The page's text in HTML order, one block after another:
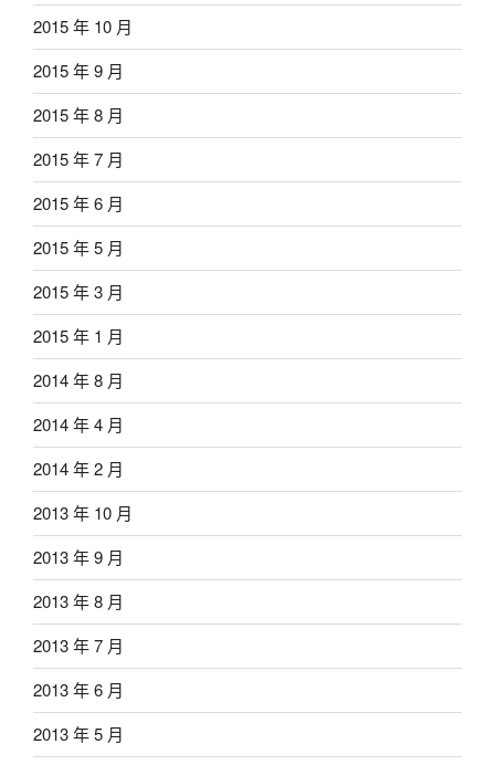
2015 年 10 月
2015 年 9 月
2015 年 8 月
2015 年 7 月
2015 年 6 月
2015 年 5 月
2015 年 3 月
2015 年 1 月
2014 年 8 月
2014 年 4 月
2014 年 2 月
2013 年 10 月
2013 年 9 月
2013 年 8 月
2013 年 7 月
2013 年 6 月
2013 年 5 月